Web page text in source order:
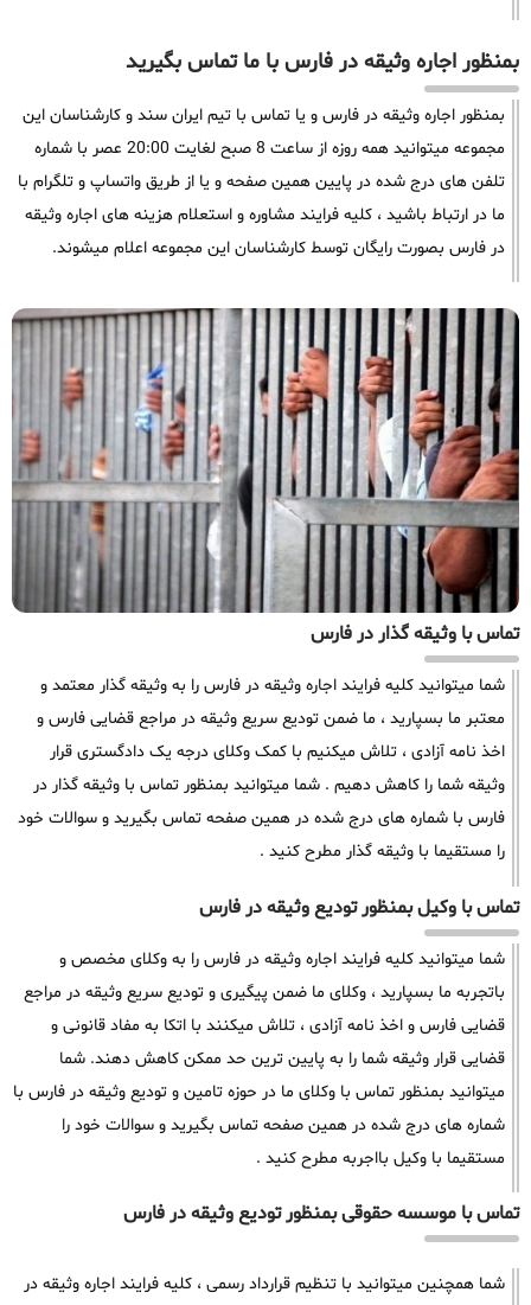
بمنظور اجاره وثیقه در فارس با ما تماس بگیرید
بمنظور اجاره وثیقه در فارس و یا تماس با تیم ایران سند و کارشناسان این
مجموعه میتوانید همه روزه از ساعت 8 صبح لغایت 20:00 عصر با شماره
تلفن های درج شده در پایین همین صفحه و یا از طریق واتساپ و تلگرام با
ما در ارتباط باشید ، کلیه فرایند مشاوره و استعلام هزینه های اجاره وثیقه
در فارس بصورت رایگان توسط کارشناسان این مجموعه اعلام میشوند.
تماس با وثیقه گذار در فارس
شما میتوانید کلیه فرایند اجاره وثیقه در فارس را به وثیقه گذار معتمد و
معتبر ما بسپارید ، ما ضمن تودیع سریع وثیقه در مراجع قضایی فارس و
اخذ نامه آزادی ، تلاش میکنیم با کمک وکلای درجه یک دادگستری قرار
وثیقه شما را کاهش دهیم . شما میتوانید بمنظور تماس با وثیقه گذار در
فارس با شماره های درج شده در همین صفحه تماس بگیرید و سوالات خود
را مستقیما با وثیقه گذار مطرح کنید .
تماس با وکیل بمنظور تودیع وثیقه در فارس
شما میتوانید کلیه فرایند اجاره وثیقه در فارس را به وکلای مخصص و
باتجربه ما بسپارید ، وکلای ما ضمن پیگیری و تودیع سریع وثیقه در مراجع
قضایی فارس و اخذ نامه آزادی ، تلاش میکنند با اتکا به مفاد قانونی و
قضایی قرار وثیقه شما را به پایین ترین حد ممکن کاهش دهند. شما
میتوانید بمنظور تماس با وکلای ما در حوزه تامین و تودیع وثیقه در فارس با
شماره های درج شده در همین صفحه تماس بگیرید و سوالات خود را
مستقیما با وکیل بااجربه مطرح کنید .
تماس با موسسه حقوقی بمنظور تودیع وثیقه در فارس
شما همچنین میتوانید با تنظیم قرارداد رسمی ، کلیه فرایند اجاره وثیقه در